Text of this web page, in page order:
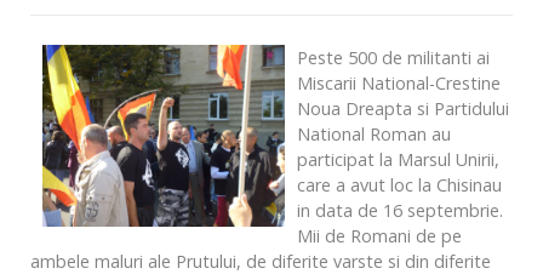
Peste 500 de militanti ai
Miscarii National-Crestine
Noua Dreapta si Partidului
National Roman au
participat la Marsul Unirii,
care a avut loc la Chisinau
in data de 16 septembrie.
Mii de Romani de pe
ambele maluri ale Prutului, de diferite varste si din diferite